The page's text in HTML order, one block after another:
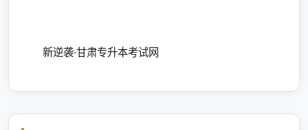
新逆袭·甘肃专升本考试网